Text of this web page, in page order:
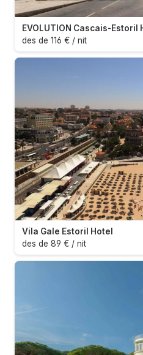
EVOLUTION Cascais-Estoril
des de 116 € / nit
Vila Gale Estoril Hotel
des de 89 € / nit